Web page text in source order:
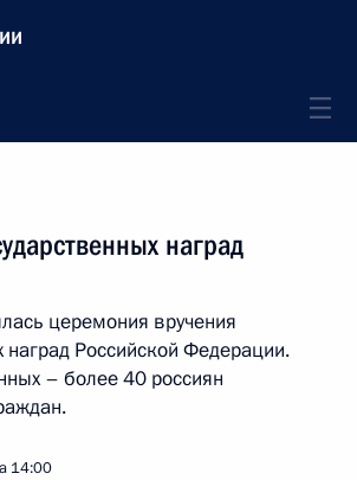
наград
церемония вручения
наград Российской Федерации.
– более 40 россиян
14:00